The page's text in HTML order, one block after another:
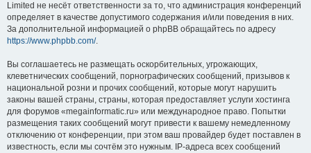
Limited не несёт ответственности за то, что администрация конференций
определяет в качестве допустимого содержания и/или поведения в них.
За дополнительной информацией о phpBB обращайтесь по адресу
https://www.phpbb.com/.
Вы соглашаетесь не размещать оскорбительных, угрожающих,
клеветнических сообщений, порнографических сообщений, призывов к
национальной розни и прочих сообщений, которые могут нарушить
законы вашей страны, страны, которая предоставляет услуги хостинга
для форумов «megainformatic.ru» или международное право. Попытки
размещения таких сообщений могут привести к вашему немедленному
отключению от конференции, при этом ваш провайдер будет поставлен в
известность, если мы сочтём это нужным. IP-адреса всех сообщений